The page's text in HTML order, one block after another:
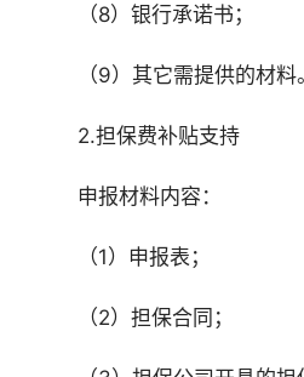
（8）银行承诺书；
（9）其它需提供的材料。
2.担保费补贴支持
申报材料内容：
（1）申报表；
（2）担保合同；